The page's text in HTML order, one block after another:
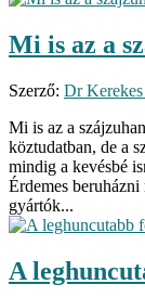
Mi is az a
Szerző: Dr
Mi is az a
köztudatban, de a
mindig a kevésbé
Érdemes
gyártók...
A